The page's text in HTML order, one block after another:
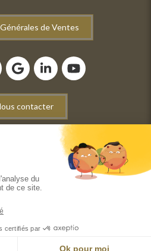
de Ventes
contacter
générales de vente
- Dépannage-Maintenance
de matériel informatique.
de données.